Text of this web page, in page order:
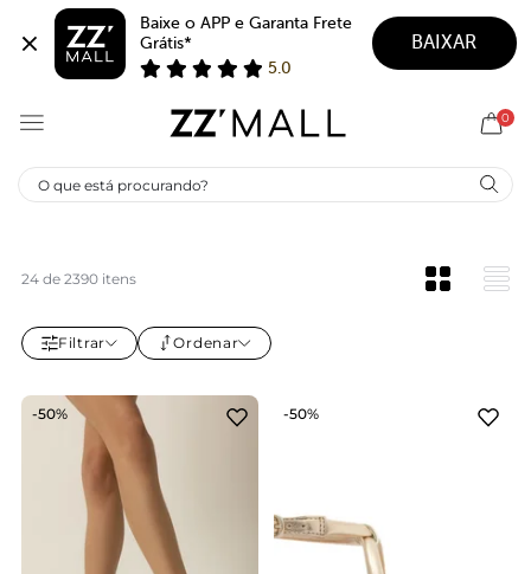
Baixe o APP e Garanta Frete
Grátis*
5.0
BAIXAR
0
SALE ANACAPRI
para garantir seus modelos favoritos com desconto e
24 de 2390 itens
Filtrar Ordenar
-50% -50%